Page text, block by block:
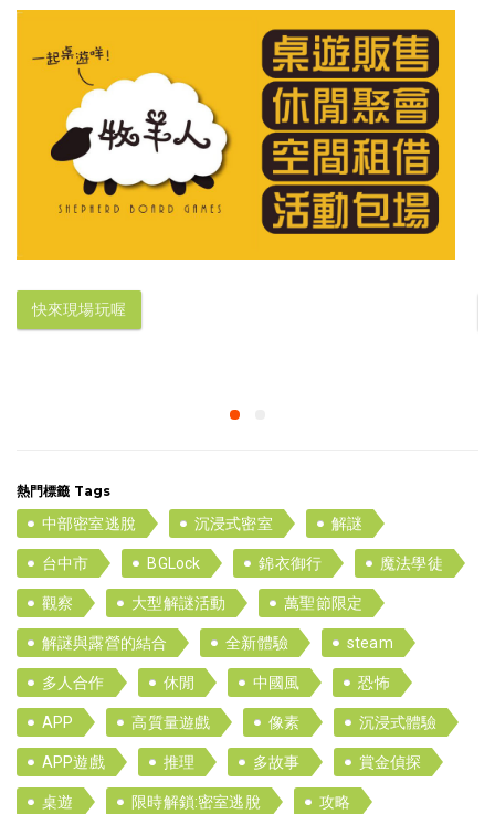
快來現場玩喔
熱門標籤 Tags
中部密室逃脫 沉浸式密室 解謎
台中市 BGLock 錦衣御行 魔法學徒
觀察 大型解謎活動 萬聖節限定
解謎與露營的結合 全新體驗 steam
多人合作 休閒 中國風 恐怖
APP 高質量遊戲 像素 沉浸式體驗
APP遊戲 推理 多故事 賞金偵探
桌遊 限時解鎖:密室逃脫 攻略